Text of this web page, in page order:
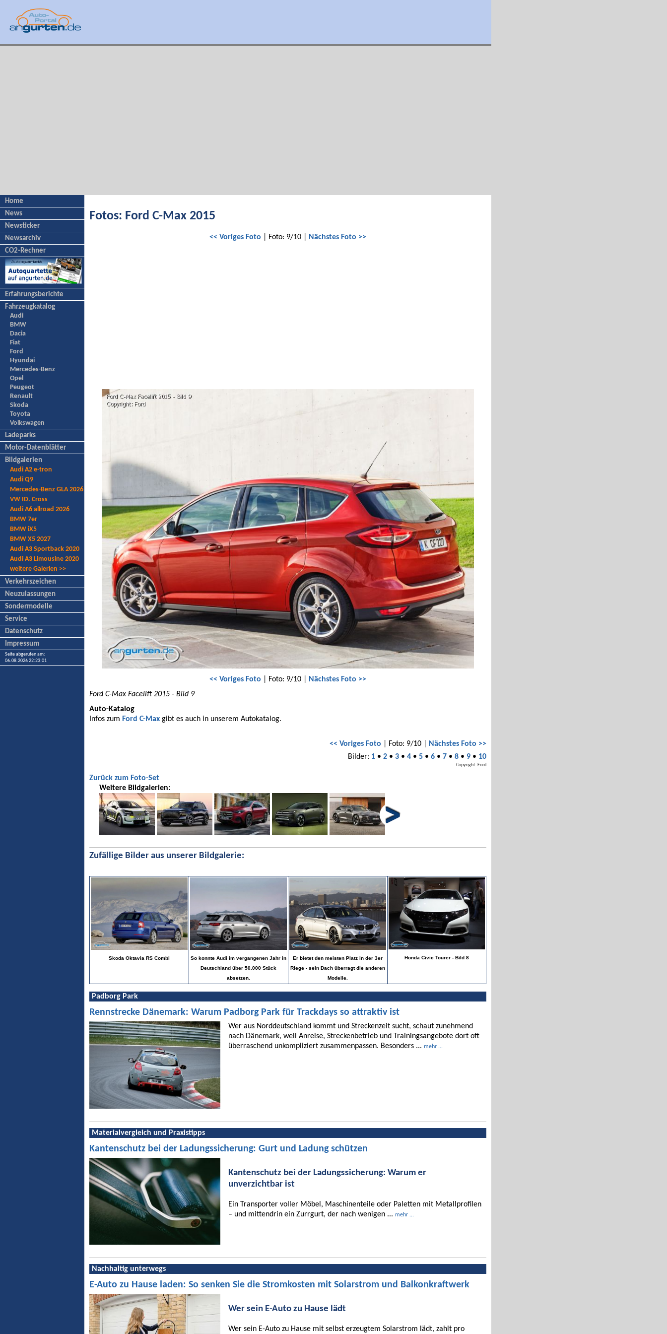
Home
News
Newsticker
Newsarchiv
CO2-Rechner
Erfahrungsberichte
Fahrzeugkatalog
Audi
BMW
Dacia
Fiat
Ford
Hyundai
Mercedes-Benz
Opel
Peugeot
Renault
Skoda
Toyota
Volkswagen
Ladeparks
Motor-Datenblätter
Bildgalerien
Audi A2 e-tron
Audi Q9
Mercedes-Benz GLA 2026
VW ID. Cross
Audi A6 allroad 2026
BMW 7er
BMW iX5
BMW X5 2027
Audi A3 Sportback 2020
Audi A3 Limousine 2020
weitere Galerien >>
Verkehrszeichen
Neuzulassungen
Sondermodelle
Service
Datenschutz
Impressum
Seite abgerufen am:
06.08.2026 22:23:01
Fotos: Ford C-Max 2015
<< Voriges Foto | Foto: 9/10 | Nächstes Foto >>
<< Voriges Foto | Foto: 9/10 |
Nächstes Foto >>
Ford C-Max Facelift 2015 - Bild 9
Auto-Katalog
Infos zum Ford C-Max gibt es auch in unserem Autokatalog.
<< Voriges Foto | Foto: 9/10 |
Nächstes Foto >>
Bilder: 1 • 2 • 3 • 4 • 5 • 6 • 7 • 8 • 9 • 10
Copyright: Ford
Zurück zum Foto-Set
Weitere Bildgalerien:
Zufällige Bilder aus unserer Bildgalerie:
Skoda Oktavia RS Combi
So konnte Audi im vergangenen Jahr in
Deutschland über 50.000 Stück
absetzen.
Er bietet den meisten Platz in der 3er
Riege - sein Dach überragt die anderen
Modelle.
Honda Civic Tourer - Bild 8
Padborg Park
Rennstrecke Dänemark: Warum Padborg Park für Trackdays so attraktiv ist
Wer aus Norddeutschland kommt und Streckenzeit sucht, schaut zunehmend
nach Dänemark, weil Anreise, Streckenbetrieb und Trainingsangebote dort oft
überraschend unkompliziert zusammenpassen. Besonders ... mehr ...
Materialvergleich und Praxistipps
Kantenschutz bei der Ladungssicherung: Gurt und Ladung schützen
Kantenschutz bei der Ladungssicherung: Warum er
unverzichtbar ist
Ein Transporter voller Möbel, Maschinenteile oder Paletten mit Metallprofilen
– und mittendrin ein Zurrgurt, der nach wenigen ... mehr ...
Nachhaltig unterwegs
E-Auto zu Hause laden: So senken Sie die Stromkosten mit Solarstrom und Balkonkraftwerk
Wer sein E-Auto zu Hause lädt
Wer sein E-Auto zu Hause mit selbst erzeugtem Solarstrom lädt, zahlt pro